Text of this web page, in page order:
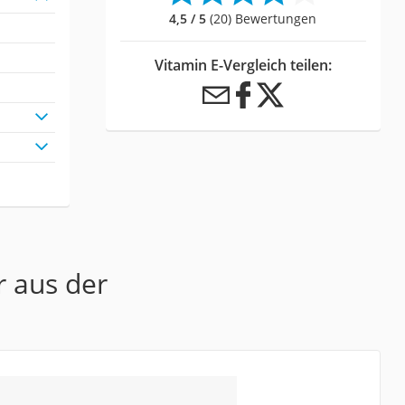
4,5 / 5 (20) Bewertungen
Vitamin E-Vergleich teilen:
aus der